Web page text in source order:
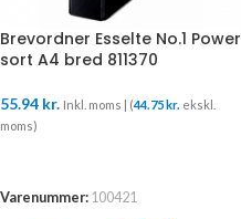
Brevordner Esselte No.1 Power
sort A4 bred 811370
55.94 kr. Inkl. moms | (44.75kr. ekskl.
moms)
Varenummer: 100421